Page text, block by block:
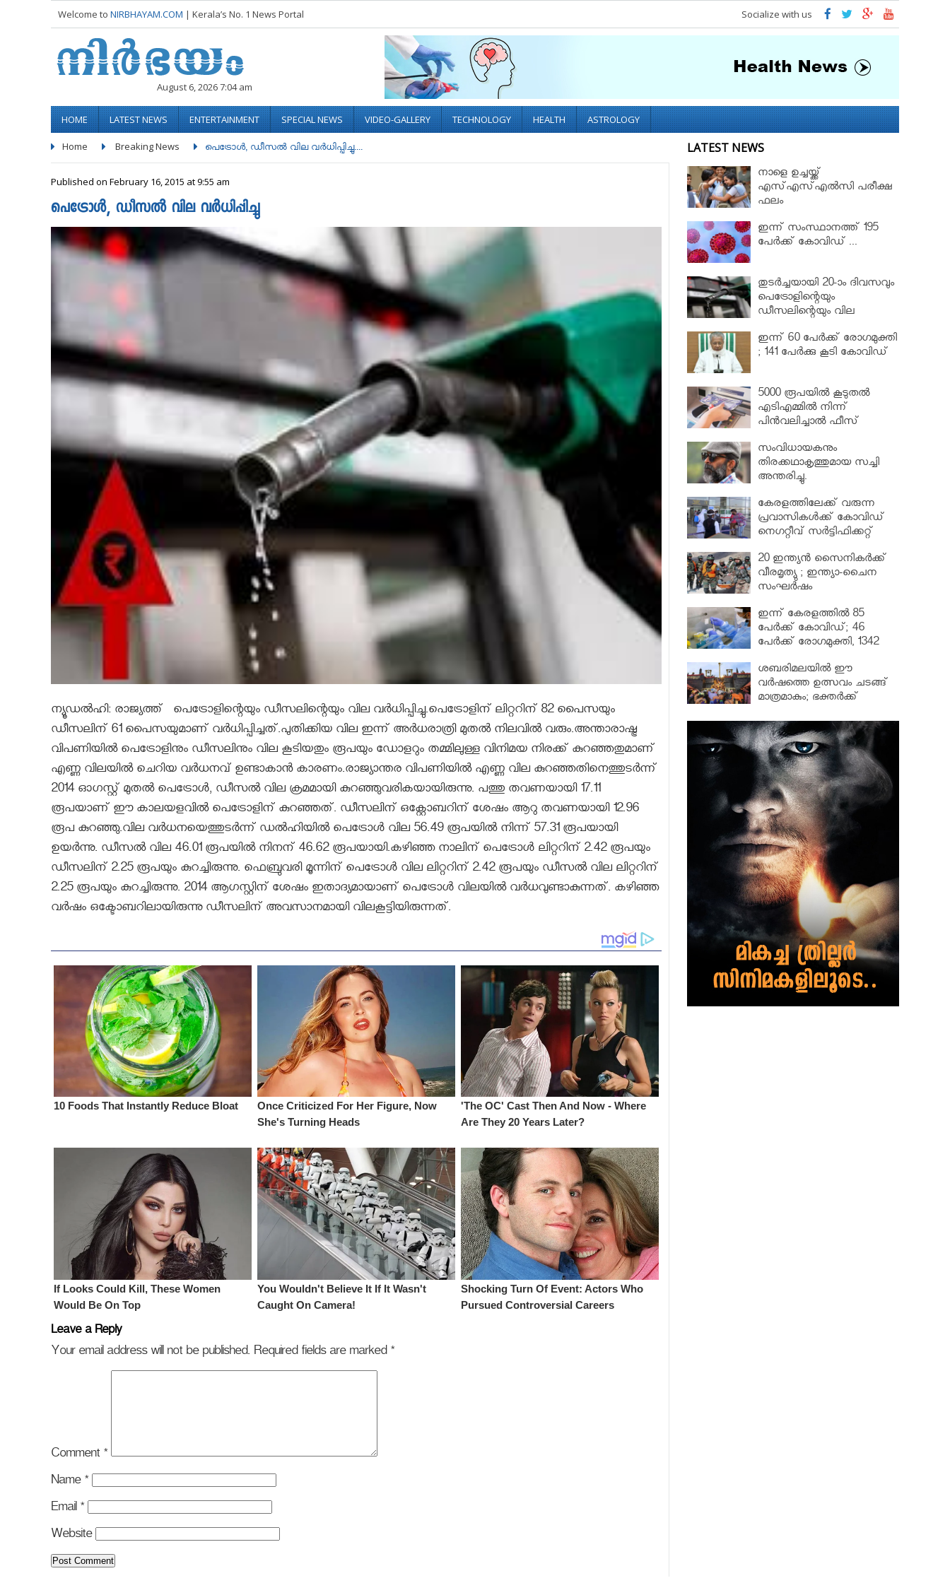
Welcome to NIRBHAYAM.COM | Kerala’s No. 1 News Portal Socialize with us
August 6, 2026 7:04 am
HOME LATEST NEWS ENTERTAINMENT SPECIAL NEWS VIDEO-GALLERY TECHNOLOGY HEALTH ASTROLOGY
Home Breaking News പെട്രോള്‍, ഡീസല്‍ വില വര്‍ധിപ്പിച്ചു....
Published on February 16, 2015 at 9:55 am
പെട്രോള്‍, ഡീസല്‍ വില വര്‍ധിപ്പിച്ചു
ന്യൂഡല്‍ഹി: രാജ്യത്ത് പെട്രോളിന്റെയും ഡീസലിന്റെയും വില വര്‍ധിപ്പിച്ചു.പെട്രോളിന് ലിറ്ററിന് 82 പൈസയും
ഡീസലിന് 61 പൈസയുമാണ് വര്‍ധിപ്പിച്ചത്.പുതിക്കിയ വില ഇന്ന് അര്‍ധരാത്രി മുതല്‍ നിലവില്‍ വരും.അന്താരാഷ്ട്ര
വിപണിയില്‍ പെട്രോളിനും ഡീസലിനും വില കൂടിയതും രൂപയും ഡോളറും തമ്മിലുള്ള വിനിമയ നിരക്ക് കുറഞ്ഞതുമാണ്
എണ്ണ വിലയില്‍ ചെറിയ വര്‍ധനവ് ഉണ്ടാകാന്‍ കാരണം.രാജ്യാന്തര വിപണിയില്‍ എണ്ണ വില കുറഞ്ഞതിനെത്തുടര്‍ന്ന്
2014 ഓഗസ്റ്റ് മുതല്‍ പെട്രോള്‍, ഡീസല്‍ വില ക്രമമായി കുറഞ്ഞുവരികയായിരുന്നു. പത്തു തവണയായി 17.11
രൂപയാണ് ഈ കാലയളവില്‍ പെട്രോളിന് കുറഞ്ഞത്. ഡീസലിന് ഒക്റ്റോബറിന് ശേഷം ആറു തവണയായി 12.96
രൂപ കുറഞ്ഞു.വില വര്‍ധനയെത്തുടര്‍ന്ന് ഡല്‍ഹിയില്‍ പെട്രോള്‍ വില 56.49 രൂപയില്‍ നിന്ന് 57.31 രൂപയായി
ഉയര്‍ന്നു. ഡീസല്‍ വില 46.01 രൂപയില്‍ നിനന് 46.62 രൂപയായി.കഴിഞ്ഞ നാലിന് പെട്രോള്‍ ലിറ്ററിന് 2.42 രൂപയും
ഡീസലിന് 2.25 രൂപയും കുറച്ചിരുന്നു. ഫെബ്രുവരി മൂന്നിന് പെട്രോള്‍ വില ലിറ്ററിന് 2.42 രൂപയും ഡീസല്‍ വില ലിറ്ററിന്
2.25 രൂപയും കുറച്ചിരുന്നു. 2014 ആഗസ്റ്റിന് ശേഷം ഇതാദ്യമായാണ് പെട്രോള്‍ വിലയില്‍ വര്‍ധവുണ്ടാകുന്നത്. കഴിഞ്ഞ
വര്‍ഷം ഒക്ടോബറിലായിരുന്നു ഡീസലിന് അവസാനമായി വിലകൂട്ടിയിരുന്നത്.
Leave a Reply
Your email address will not be published. Required fields are marked *
Comment *
Name *
Email *
Website
LATEST NEWS
നാളെ ഉച്ചയ്ക്ക്
എസ്എസ്എല്‍സി പരീക്ഷ
ഫലം
ഇന്ന് സംസ്ഥാനത്ത് 195
പേര്‍ക്ക് കോവിഡ് ...
തുടർച്ചയായി 20-ാം ദിവസവും
പെട്രോളിന്റെയും
ഡീസലിന്റെയും വില
ഇന്ന് 60 പേർക്ക് രോഗമുക്തി
; 141 പേര്‍ക്കു കൂടി കോവിഡ്
5000 രൂപയിൽ കൂടുതൽ
എടിഎമ്മിൽ നിന്ന്
പിൻവലിച്ചാൽ ഫീസ്
സംവിധായകനും
തിരക്കഥാകൃത്തുമായ സച്ചി
അന്തരിച്ചു.
കേരളത്തിലേക്ക് വരുന്ന
പ്രവാസികള്‍ക്ക് കോവിഡ്
നെഗറ്റീവ് സര്‍ട്ടിഫിക്കറ്റ്
20 ഇന്ത്യൻ സൈനികർക്ക്
വീരമൃത്യു ; ഇന്ത്യാ-ചൈന
സംഘർഷം
ഇന്ന് കേരളത്തിൽ 85
പേർക്ക് കോവിഡ്; 46
പേർക്ക് രോഗമുക്തി, 1342
ശബരിമലയില്‍ ഈ
വർഷത്തെ ഉത്സവം ചടങ്ങ്
മാത്രമാകും; ഭക്തർക്ക്